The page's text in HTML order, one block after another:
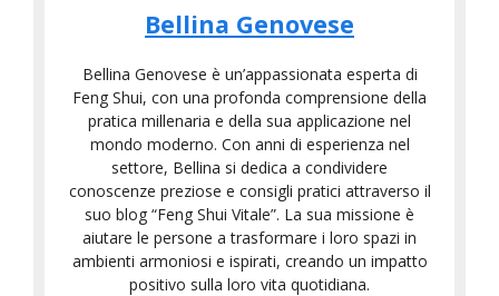
Bellina Genovese
Bellina Genovese è un’appassionata esperta di
Feng Shui, con una profonda comprensione della
pratica millenaria e della sua applicazione nel
mondo moderno. Con anni di esperienza nel
settore, Bellina si dedica a condividere
conoscenze preziose e consigli pratici attraverso il
suo blog “Feng Shui Vitale”. La sua missione è
aiutare le persone a trasformare i loro spazi in
ambienti armoniosi e ispirati, creando un impatto
positivo sulla loro vita quotidiana.